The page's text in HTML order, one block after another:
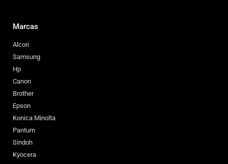
Marcas
Alcori
Samsung
Hp
Canon
Brother
Epson
Konica Minolta
Pantum
Sindoh
Kyocera